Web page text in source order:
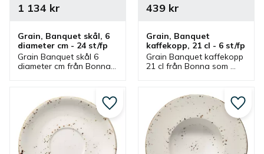
Grain, Banquet skål, 6
diameter cm - 24 st/fp
Grain Banquet skål 6
diameter cm från Bonna
som passar bra som
såsskål, dippskål och
serveringsskål.
1 134 kr
Grain, Banquet
kaffekopp, 21 cl - 6 st/fp
Grain Banquet kaffekopp
21 cl från Bonna som
som är stapelbar och har
passande kaffefat.
439kr
Lägg till i favoriter Lägg